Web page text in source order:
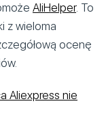
AliHelper. To
z wieloma
ocenę
Aliexpress nie